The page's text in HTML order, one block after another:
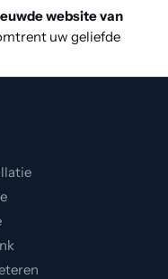
website van
uw geliefde